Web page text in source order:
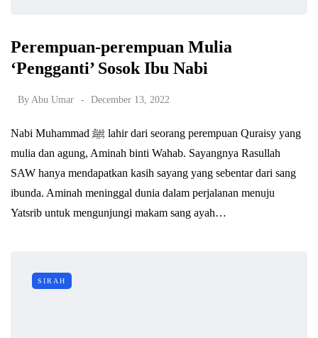
Perempuan-perempuan Mulia
‘Pengganti’ Sosok Ibu Nabi
By Abu Umar December 13, 2022
Nabi Muhammad ﷺ lahir dari seorang perempuan Quraisy yang
mulia dan agung, Aminah binti Wahab. Sayangnya Rasullah
SAW hanya mendapatkan kasih sayang yang sebentar dari sang
ibunda. Aminah meninggal dunia dalam perjalanan menuju
Yatsrib untuk mengunjungi makam sang ayah…
SIRAH